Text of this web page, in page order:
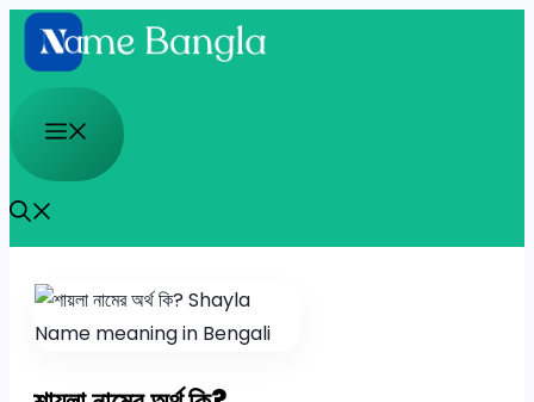
Skip
to
content
Menu